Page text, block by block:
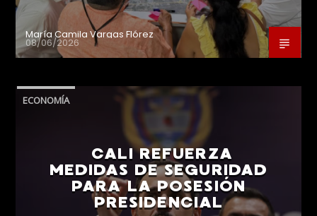
María Camila Vargas Flórez
08/06/2026
ECONOMÍA
CALI REFUERZA
MEDIDAS DE SEGURIDAD
PARA LA POSESIÓN
PRESIDENCIAL